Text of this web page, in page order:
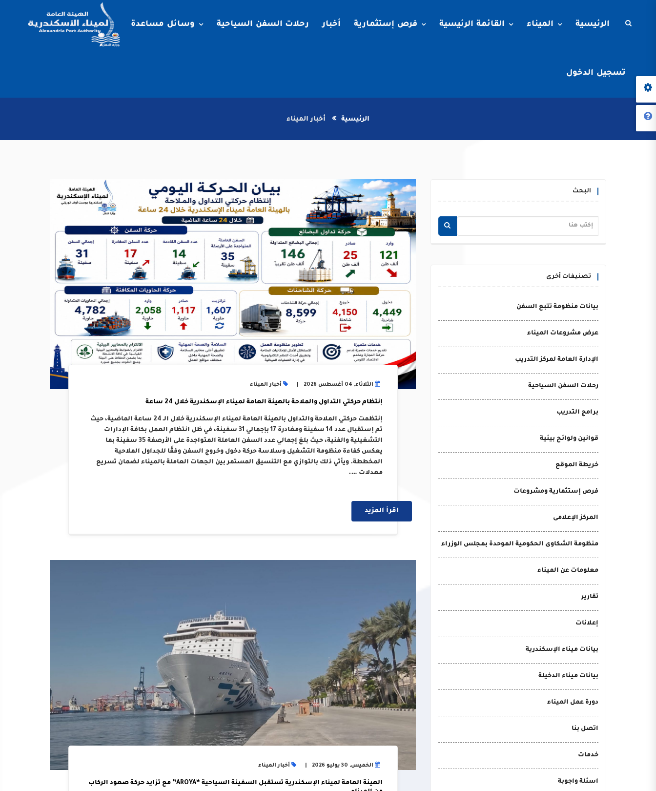
الرئيسية الميناء القائمة الرئيسية فرص إستثمارية أخبار رحلات السفن السياحية وسائل مساعدة
تسجيل الدخول
الرئيسية أخبار الميناء
البحث
تصنيفات أخرى
بيانات منظومة تتبع السفن
عرض مشروعات الميناء
الإدارة العامة لمركز التدريب
رحلات السفن السياحية
برامج التدريب
قوانين ولوائح بيئية
خريطة الموقع
فرص إستثمارية ومشروعات
المركز الإعلامى
منظومة الشكاوى الحكومية الموحدة بمجلس الوزراء
معلومات عن الميناء
تقارير
إعلانات
بيانات ميناء الإسكندرية
بيانات ميناء الدخيلة
دورة عمل الميناء
اتصل بنا
خدمات
اسئلة واجوبة
الثلاثاء, 04 أغسطس 2026 أخبار الميناء
إنتظام حركتي التداول والملاحة بالهيئة العامة لميناء الإسكندرية خلال 24 ساعة
إنتظمت حركتي الملاحة والتداول بالهيئة العامة لميناء الإسكندرية خلال الـ 24 ساعة الماضية، حيث
تم إستقبال عدد 14 سفينة ومغادرة 17 بإجمالي 31 سفينة، في ظل انتظام العمل بكافة الإدارات
التشغيلية والفنية، حيث بلغ إجمالي عدد السفن العاملة المتواجدة على الأرصفة 35 سفينة بما
يعكس كفاءة منظومة التشغيل وسلاسة حركة دخول وخروج السفن وفقًا للجداول الملاحية
المخططة. ويأتي ذلك بالتوازي مع التنسيق المستمر بين الجهات العاملة بالميناء لضمان تسريع
معدلات ….
اقرأ المزيد
الخميس, 30 يوليو 2026 أخبار الميناء
الهيئة العامة لميناء الإسكندرية تستقبل السفينة السياحية “AROYA” مع تزايد حركة صعود الركاب